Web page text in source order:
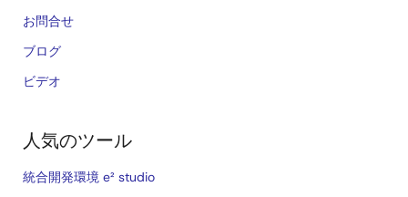
お問合せ
ブログ
ビデオ
人気のツール
統合開発環境 e² studio